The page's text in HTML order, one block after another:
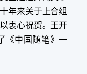
年来关于上合组
衷心祝贺。王开
《中国随笔》一